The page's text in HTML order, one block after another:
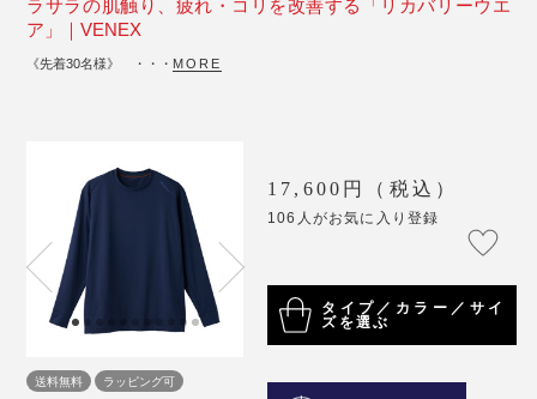
ラサラの肌触り、疲れ・コリを改善する「リカバリーウエ
ア」｜VENEX
《先着30名様》 ・・・ MORE
送料無料 ラッピング可
17,600円（税込）
106人がお気に入り登録
タイプ／カラー／サイ
ズを選ぶ